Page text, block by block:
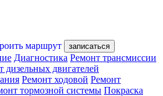
маршрут записаться
Диагностика Ремонт трансмиссии
дизельных двигателей
Ремонт ходовой Ремонт
тормозной системы Покраска